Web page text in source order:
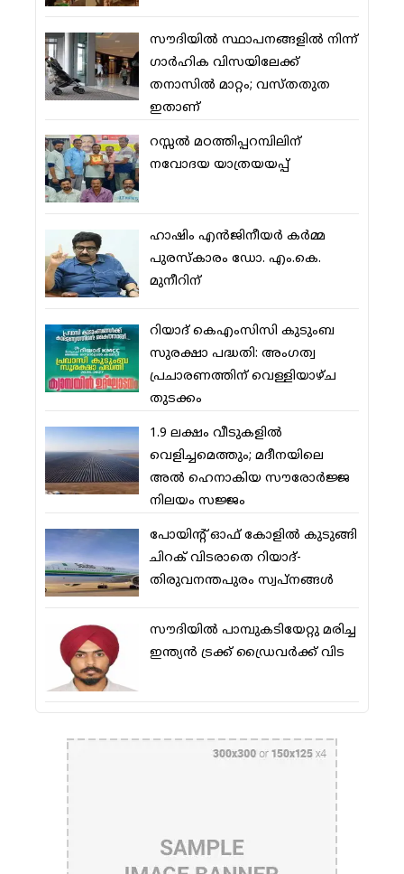
സൗദിയില്‍ സ്ഥാപനങ്ങളില്‍ നിന്ന്
ഗാര്‍ഹിക വിസയിലേക്ക്
തനാസില്‍ മാറ്റം; വസ്തതുത
ഇതാണ്
റസ്സല്‍ മഠത്തിപ്പറമ്പിലിന്
നവോദയ യാത്രയയപ്പ്
ഹാഷിം എന്‍ജിനീയര്‍ കര്‍മ്മ
പുരസ്‌കാരം ഡോ. എം.കെ.
മുനീറിന്
റിയാദ് കെഎംസിസി കുടുംബ
സുരക്ഷാ പദ്ധതി: അംഗത്വ
പ്രചാരണത്തിന് വെള്ളിയാഴ്ച
തുടക്കം
1.9 ലക്ഷം വീടുകളില്‍
വെളിച്ചമെത്തും; മദീനയിലെ
അല്‍ ഹെനാകിയ സൗരോര്‍ജ്ജ
നിലയം സജ്ജം
പോയിന്റ് ഓഫ് കോളില്‍ കുടുങ്ങി
ചിറക് വിടരാതെ റിയാദ്-
തിരുവനന്തപുരം സ്വപ്നങ്ങള്‍
സൗദിയിൽ പാമ്പുകടിയേറ്റു മരിച്ച
ഇന്ത്യൻ ട്രക്ക് ഡ്രൈവർക്ക് വിട